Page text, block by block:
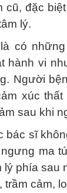
cũ, đặc
lý.
có
hành vi
Người
xúc
sau khi
bác sĩ
ma
lý phía sau
trầm cảm,